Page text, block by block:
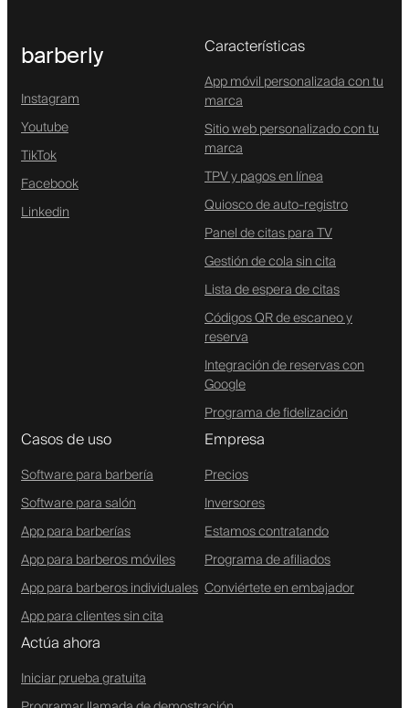
barberly
Instagram
Youtube
TikTok
Facebook
Linkedin
Características
App móvil personalizada con tu
marca
Sitio web personalizado con tu
marca
TPV y pagos en línea
Quiosco de auto-registro
Panel de citas para TV
Gestión de cola sin cita
Lista de espera de citas
Códigos QR de escaneo y
reserva
Integración de reservas con
Google
Programa de fidelización
Casos de uso
Software para barbería
Software para salón
App para barberías
App para barberos móviles
App para barberos individuales
App para clientes sin cita
Empresa
Precios
Inversores
Estamos contratando
Programa de afiliados
Conviértete en embajador
Actúa ahora
Iniciar prueba gratuita